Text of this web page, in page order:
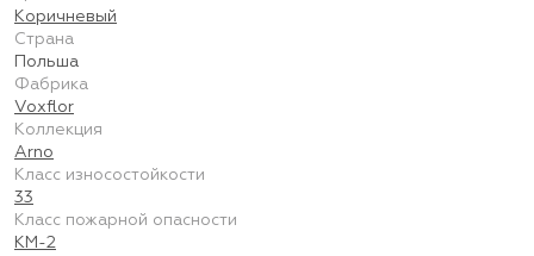
Коричневый
Страна
Польша
Фабрика
Voxflor
Коллекция
Arno
Класс износостойкости
33
Класс пожарной опасности
КМ-2